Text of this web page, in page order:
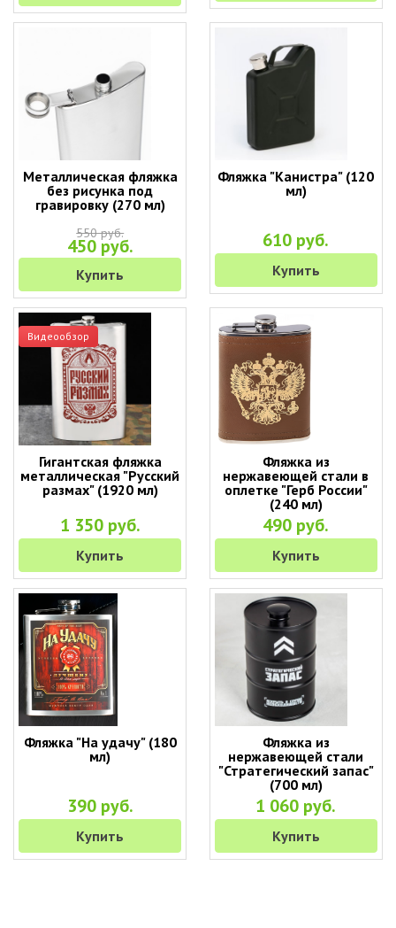
Металлическая фляжка
без рисунка под
гравировку (270 мл)
550 руб.
450 руб.
Купить
Фляжка "Канистра" (120
мл)
610 руб.
Купить
Видеообзор
Гигантская фляжка
металлическая "Русский
размах" (1920 мл)
1 350 руб.
Купить
Фляжка из
нержавеющей стали в
оплетке "Герб России"
(240 мл)
490 руб.
Купить
Фляжка "На удачу" (180
мл)
390 руб.
Купить
Фляжка из
нержавеющей стали
"Стратегический запас"
(700 мл)
1 060 руб.
Купить